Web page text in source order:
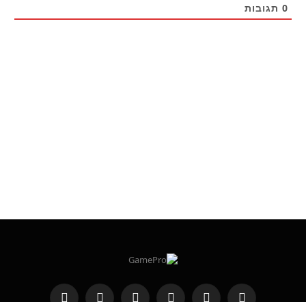
0 תגובות